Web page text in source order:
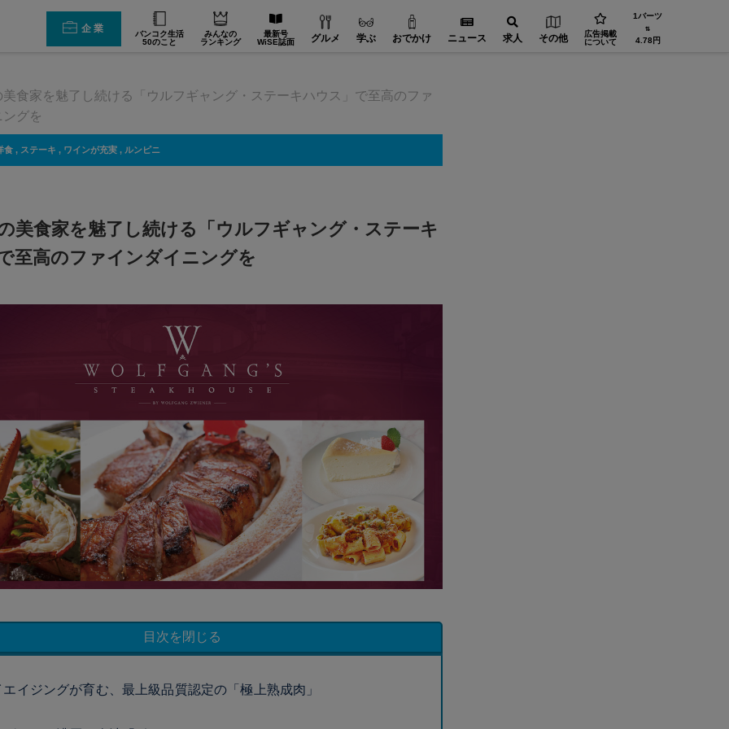
企業
バンコク生活
50のこと
みんなの
ランキング
最新号
WiSE誌面
グルメ 学ぶ おでかけ ニュース 求人 その他
広告掲載
について
1バーツ
⇅
4.78円
食家を魅了し続ける「ウルフギャング・ステーキハウス」で至高のファ
グを
食 , ステーキ , ワインが充実 , ルンピニ
美食家を魅了し続ける「ウルフギャング・ステーキ
至高のファインダイニングを
目次を閉じる
イジングが育む、最上級品質認定の「極上熟成肉」